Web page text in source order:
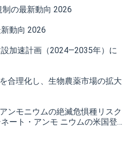
制の最新動向 2026
動向 2026
加速計画（2024—2035年）に
合理化し、生物農薬市場の拡大
ンモニウムの絶滅危惧種リスク
ート・アンモ ニウムの米国登